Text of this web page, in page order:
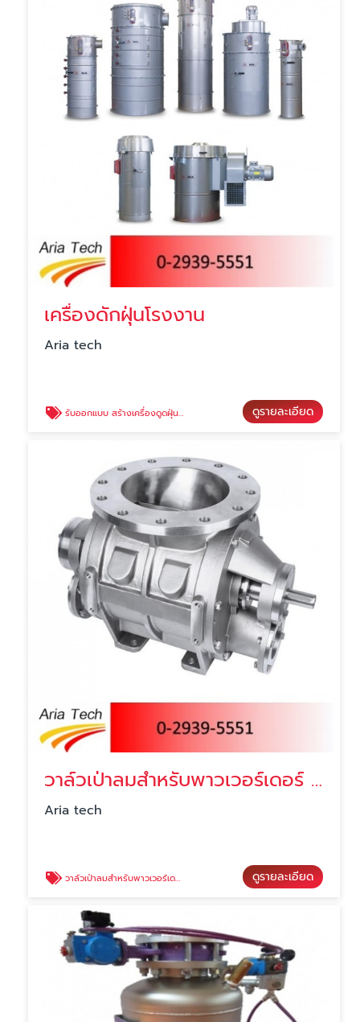
เครื่องดักฝุ่นโรงงาน
Aria tech
รับออกแบบ สร้างเครื่องดูดฝุ่น ด้วยแอร์เจ็ทแบบย้อนกลับ ดูรายละเอียด
วาล์วเป่าลมสำหรับพาวเวอร์เดอร์ JNC Rotary valve
Aria tech
วาล์วเป่าลมสำหรับพาวเวอร์เดอร์ JNC Rotary valve ดูรายละเอียด